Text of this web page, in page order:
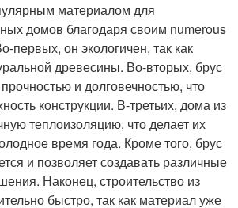
материалом для
домов благодаря своим numerous
первых, он экологичен, так как
древесины. Во-вторых, брус
и долговечностью, что
конструкции. В-третьих, дома из
теплоизоляцию, что делает их
время года. Кроме того, брус
и позволяет создавать различные
Наконец, строительство из
быстро, так как материал уже